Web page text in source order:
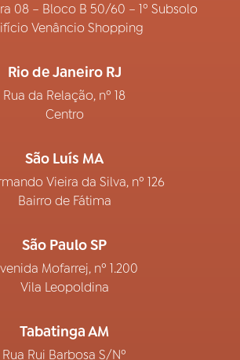
08 – Bloco B 50/60 – 1º Subsolo
Venâncio Shopping
Rio de Janeiro RJ
Rua da Relação, nº 18
Centro
São Luís MA
Vieira da Silva, nº 126
Bairro de Fátima
São Paulo SP
Mofarrej, nº 1.200
Vila Leopoldina
Tabatinga AM
Rua Rui Barbosa S/Nº